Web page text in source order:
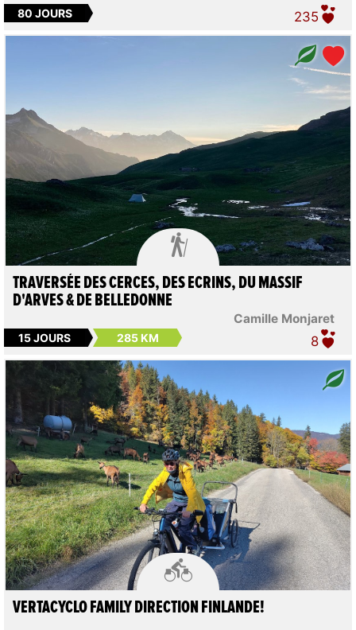
80 JOURS 235

Camille Monjaret
TRAVERSÉE DES CERCES, DES ECRINS, DU MASSIF
D'ARVES & DE BELLEDONNE
15 JOURS 285 KM 8

VERTACYCLO FAMILY DIRECTION FINLANDE!